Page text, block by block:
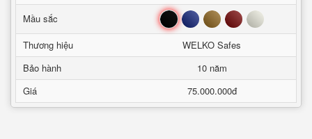
Mầu sắc Đen Xanh Nâu Đỏ Trắng
Thương hiệu
WELKO Safes
Bảo hành
10 năm
Giá
75.000.000đ